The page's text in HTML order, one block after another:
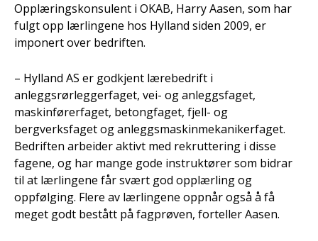
Opplæringskonsulent i OKAB, Harry Aasen, som har
fulgt opp lærlingene hos Hylland siden 2009, er
imponert over bedriften.
– Hylland AS er godkjent lærebedrift i
anleggsrørleggerfaget, vei- og anleggsfaget,
maskinførerfaget, betongfaget, fjell- og
bergverksfaget og anleggsmaskinmekanikerfaget.
Bedriften arbeider aktivt med rekruttering i disse
fagene, og har mange gode instruktører som bidrar
til at lærlingene får svært god opplærling og
oppfølging. Flere av lærlingene oppnår også å få
meget godt bestått på fagprøven, forteller Aasen.